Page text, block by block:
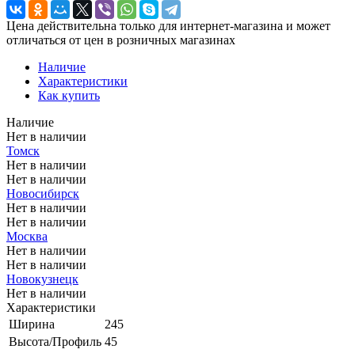
Цена действительна только для интернет-магазина и может
отличаться от цен в розничных магазинах
Наличие
Характеристики
Как купить
Наличие
Нет в наличии
Томск
Нет в наличии
Нет в наличии
Новосибирск
Нет в наличии
Нет в наличии
Москва
Нет в наличии
Нет в наличии
Новокузнецк
Нет в наличии
Характеристики
Ширина
245
Высота/Профиль 45